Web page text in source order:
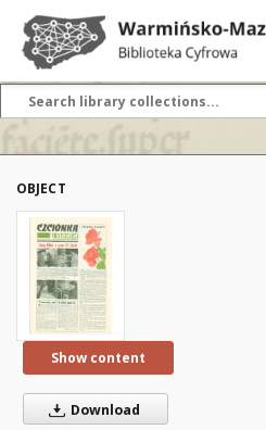
OBJECT
Show content
Download